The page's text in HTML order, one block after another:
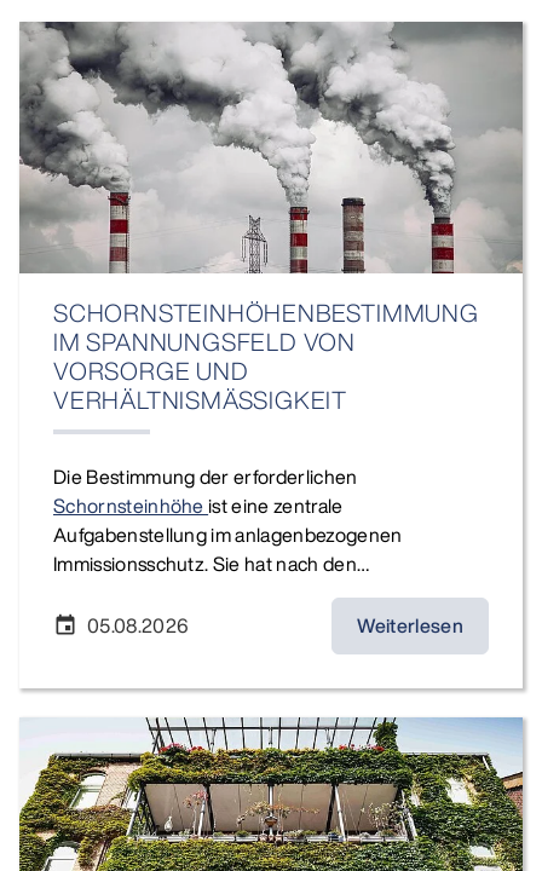
SCHORNSTEINHÖHENBESTIMMUNG
IM SPANNUNGSFELD VON
VORSORGE UND
VERHÄLTNISMÄSSIGKEIT
Die Bestimmung der erforderlichen
Schornsteinhöheist eine zentrale
Aufgabenstellung im anlagenbezogenen
Immissionsschutz. Sie hat nach den…
event 05.08.2026 Weiterlesen